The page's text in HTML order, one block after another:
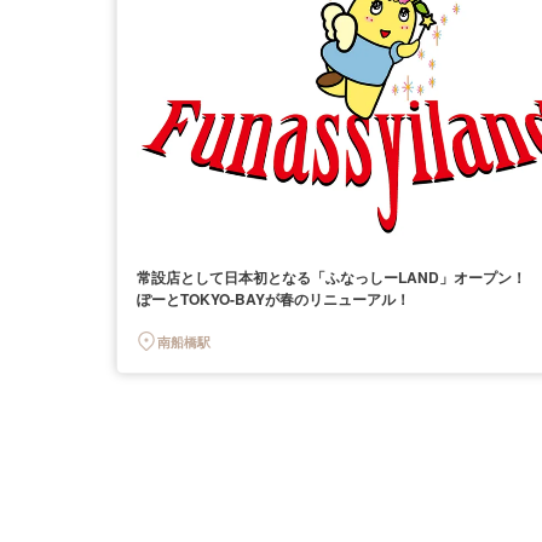
常設店として日本初となる「ふなっしーLAND」オープン！
ぽーとTOKYO-BAYが春のリニューアル！
南船橋駅